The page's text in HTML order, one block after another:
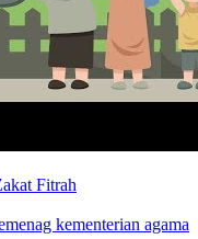
Fitrah
kementerian agama